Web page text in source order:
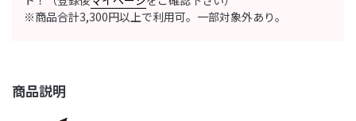
※商品合計3,300円以上で利用可。一部対象外あり。
商品説明